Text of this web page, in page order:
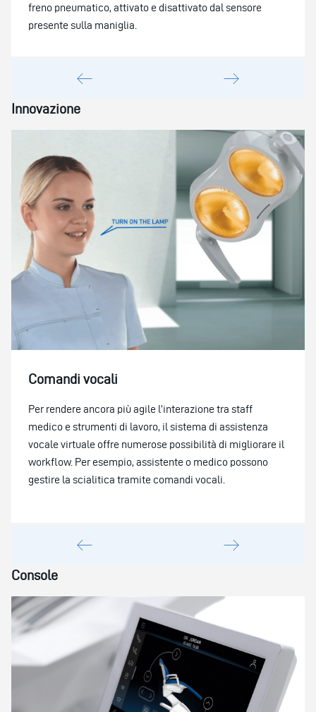
freno pneumatico, attivato e disattivato dal sensore
presente sulla maniglia.
Innovazione
Comandi vocali
Per rendere ancora più agile l’interazione tra staff
medico e strumenti di lavoro, il sistema di assistenza
vocale virtuale offre numerose possibilità di migliorare il
workflow. Per esempio, assistente o medico possono
gestire la scialitica tramite comandi vocali.
Console